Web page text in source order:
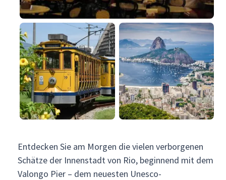
Entdecken Sie am Morgen die vielen verborgenen
Schätze der Innenstadt von Rio, beginnend mit dem
Valongo Pier – dem neuesten Unesco-